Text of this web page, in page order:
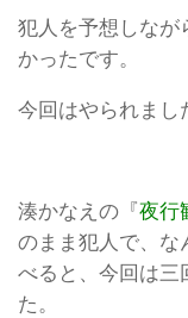
犯人を予想しなが
かったです。
今回はやられまし
湊かなえの『夜行
のまま犯人で、な
べると、今回は三
た。